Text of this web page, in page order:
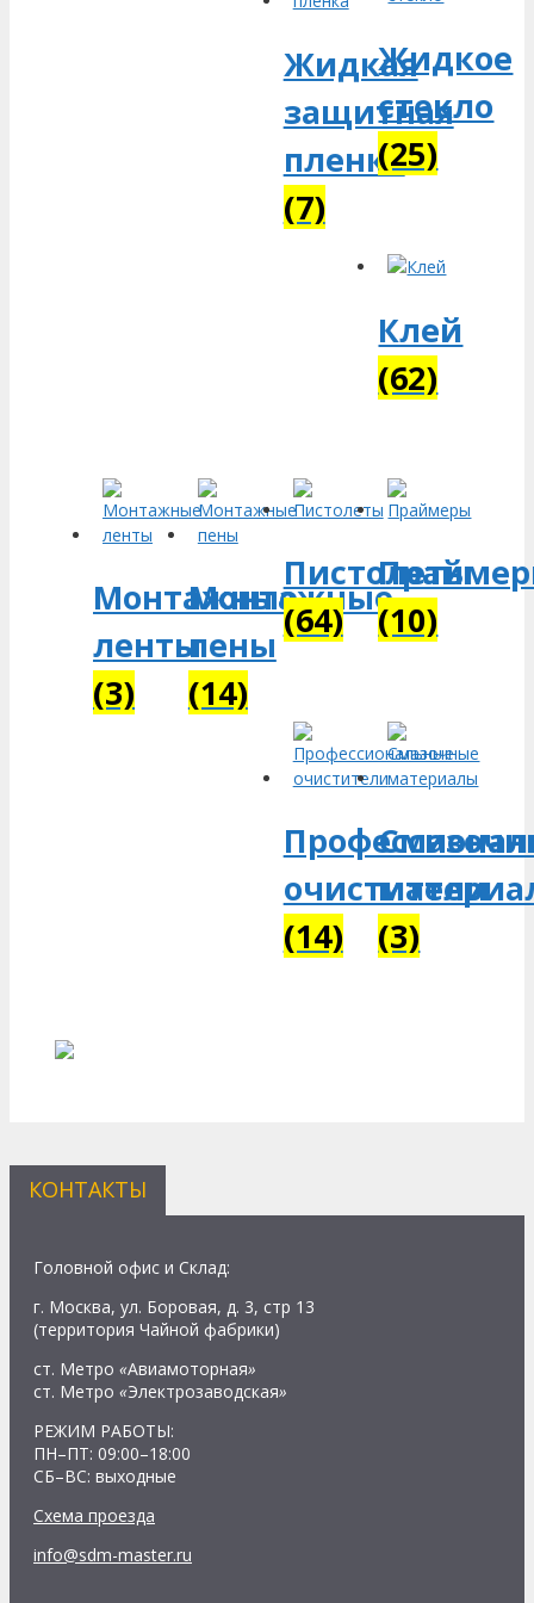
Жидкая
защитная
пленка
(7)
Жидкое
стекло
(25)
Клей
(62)
Монтажные
ленты
(3)
Монтажные
пены
(14)
Пистолеты
(64)
(10)
очистители
(14)
(3)
КОНТАКТЫ
Головной офис и Склад:
г. Москва, ул. Боровая, д. 3, стр 13
(территория Чайной фабрики)
ст. Метро «Авиамоторная»
ст. Метро «Электрозаводская»
РЕЖИМ РАБОТЫ:
ПН–ПТ: 09:00–18:00
СБ–ВС: выходные
Схема проезда
info@sdm-master.ru